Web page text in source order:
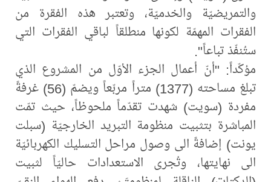
والتمريضيّة والخدميّة، وتعتبر هذه الفقرة من
الفقرات المهمّة لكونها منطلقاً لباقي الفقرات التي
ستُنفّذ تباعاً".
مؤكّداً: "أنّ أعمال الجزء الأوّل من المشروع الذي
تبلغ مساحته (1377) متراً مربّعاً ويضمّ (56) غرفةً
مفردة (سويت) شهدت تقدّماً ملحوظاً، حيث تمّت
المباشرة بتثبيت منظومة التبريد الخارجيّة (سبلت
يونت) إضافةً الى وصول مراحل التسليك الكهربائيّة
الى نهايتها، وتُجرى الاستعدادات حاليّاً لثبيت